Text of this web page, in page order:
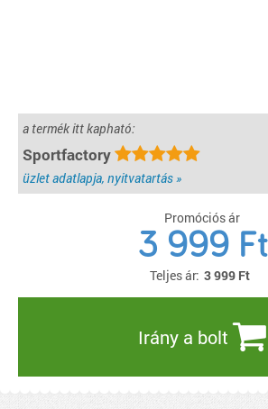
a termék itt kapható:
Sportfactory
üzlet adatlapja, nyitvatartás »
Promóciós ár
3 999 Ft
Teljes ár: 3 999 Ft
Irány a bolt